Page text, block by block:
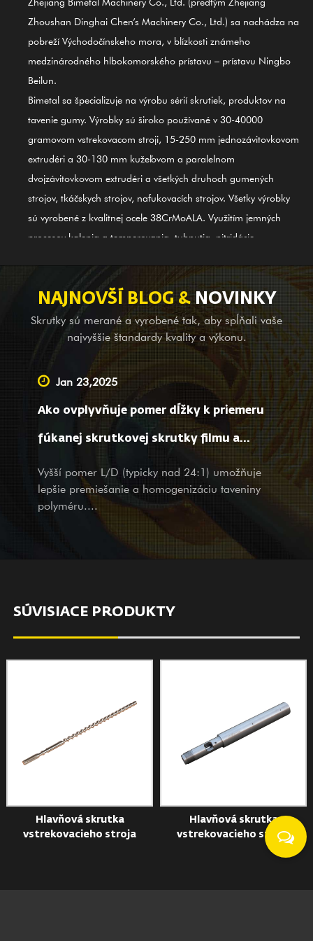
Zhoushan Dinghai Chen’s Machinery Co., Ltd.) sa nachádza na
pobreží Východočínskeho mora, v blízkosti známeho
medzinárodného hlbokomorského prístavu – prístavu Ningbo
Beilun.
Bimetal sa špecializuje na výrobu sérií skrutiek, produktov na
tavenie gumy. Výrobky sú široko používané v 30-40000
gramovom vstrekovacom stroji, 15-250 mm jednozávitovkovom
extrudéri a 30-130 mm kužeľovom a paralelnom
dvojzávitovkovom extrudéri a všetkých druhoch gumených
strojov, tkáčskych strojov, nafukovacích strojov. Všetky výrobky
sú vyrobené z kvalitnej ocele 38CrMoALA. Využitím jemných
procesov kalenia a temperovania, tuhnutia, nitridácie,
systému kontroly kvality ISO9002 sú produkty v súlade s
medzinárodnými normami. Skrutkový valec GⅡ 113 zo zliatiny
niklu (najnovšia 3# oceľ) je tiež jedným z našich prvých
produktov; je použiteľný pre zváranie zliatinových bimetalov
(PTA). Okrem poskytovania balančných zariadení pre
kompletné strojárske spoločnosti v zahraničí sme tiež
popredným dodávateľom poskytujúcim služby OEM, pomoc pri
geodézii a mapovaní, ako aj dizajnérske služby pre veľké a
malé spoločnosti doma. Bez ohľadu na to, či ste našim
existujúcim partnerom alebo potenciálnym zákazníkom, s
produktmi a službami srdečne vítame vašu návštevu a otázky s
našimi úprimnými a premyslenými službami.
NAJNOVŠÍ BLOG &NOVINKY
Skrutky sú merané a vyrobené tak, aby spĺňali vaše
najvyššie štandardy kvality a výkonu.
Jan 23,2025
Ako ovplyvňuje pomer dĺžky k priemeru
fúkanej skrutkovej skrutky filmu a
vlastnosti filmu?
Vyšší pomer L/D (typicky nad 24:1) umožňuje
lepšie premiešanie a homogenizáciu taveniny
polyméru....
SÚVISIACE PRODUKTY
Hlavňová skrutka
vstrekovacieho stroja
Hlavňová skrutka
vstrekovacieho stroja